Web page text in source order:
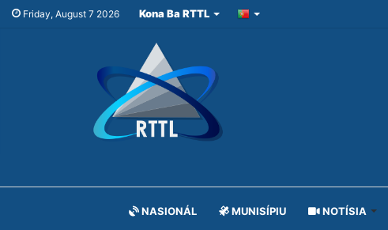
Friday, August 7 2026 Kona Ba RTTL
NASIONÁL MUNISÍPIU NOTÍSIA